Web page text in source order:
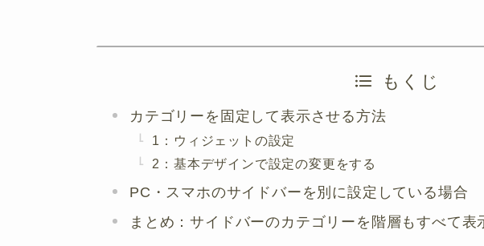
もくじ
カテゴリーを固定して表示させる方法
1：ウィジェットの設定
2：基本デザインで設定の変更をする
PC・スマホのサイドバーを別に設定している場合
まとめ：サイドバーのカテゴリーを階層もすべて表